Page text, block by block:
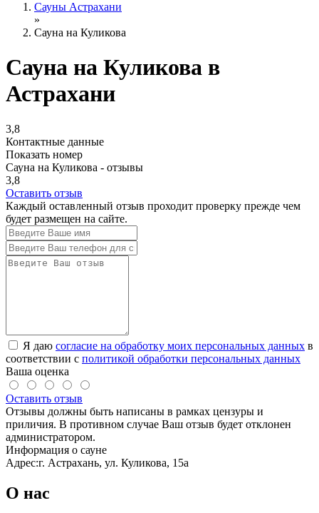
Сауны Астрахани
»
Сауна на Куликова
Сауна на Куликова в
Астрахани
3,8
Контактные данные
Показать номер
Сауна на Куликова - отзывы
3,8
Оставить отзыв
Каждый оставленный отзыв проходит проверку прежде чем
будет размещен на сайте.
Я даю согласие на обработку моих персональных данных в
соответствии с политикой обработки персональных данных
Ваша оценка
Оставить отзыв
Отзывы должны быть написаны в рамках цензуры и
приличия. В противном случае Ваш отзыв будет отклонен
администратором.
Информация о сауне
Адрес:г. Астрахань, ул. Куликова, 15а
О нас